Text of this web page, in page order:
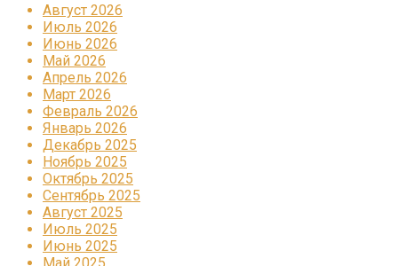
Август 2026
Июль 2026
Июнь 2026
Май 2026
Апрель 2026
Март 2026
Февраль 2026
Январь 2026
Декабрь 2025
Ноябрь 2025
Октябрь 2025
Сентябрь 2025
Август 2025
Июль 2025
Июнь 2025